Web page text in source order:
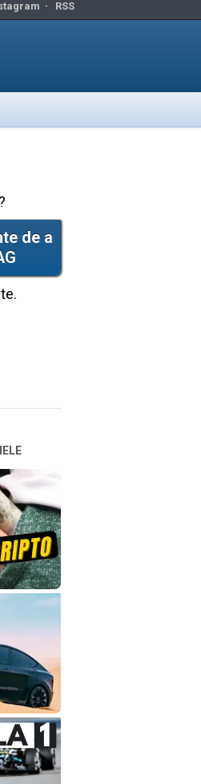
· RSS
de a